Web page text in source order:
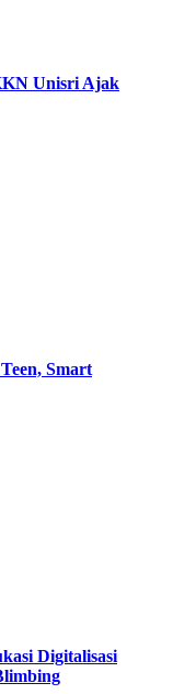
Unisri Ajak
Smart
Digitalisasi